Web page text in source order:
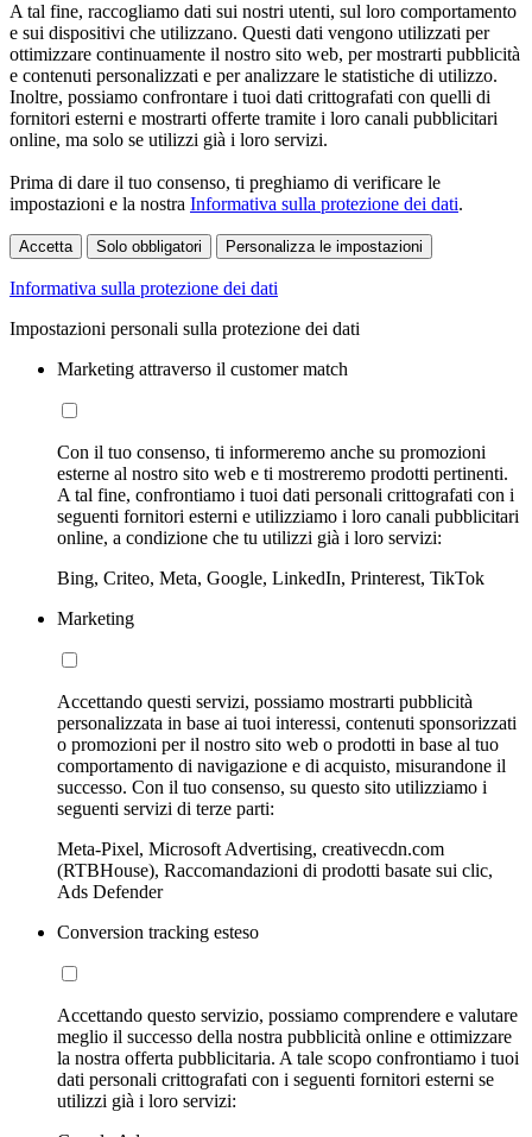
A tal fine, raccogliamo dati sui nostri utenti, sul loro comportamento
e sui dispositivi che utilizzano. Questi dati vengono utilizzati per
ottimizzare continuamente il nostro sito web, per mostrarti pubblicità
e contenuti personalizzati e per analizzare le statistiche di utilizzo.
Inoltre, possiamo confrontare i tuoi dati crittografati con quelli di
fornitori esterni e mostrarti offerte tramite i loro canali pubblicitari
online, ma solo se utilizzi già i loro servizi.
Prima di dare il tuo consenso, ti preghiamo di verificare le
impostazioni e la nostra Informativa sulla protezione dei dati.
Accetta Solo obbligatori Personalizza le impostazioni
Informativa sulla protezione dei dati
Impostazioni personali sulla protezione dei dati
Marketing attraverso il customer match
Con il tuo consenso, ti informeremo anche su promozioni
esterne al nostro sito web e ti mostreremo prodotti pertinenti.
A tal fine, confrontiamo i tuoi dati personali crittografati con i
seguenti fornitori esterni e utilizziamo i loro canali pubblicitari
online, a condizione che tu utilizzi già i loro servizi:
Bing, Criteo, Meta, Google, LinkedIn, Printerest, TikTok
Marketing
Accettando questi servizi, possiamo mostrarti pubblicità
personalizzata in base ai tuoi interessi, contenuti sponsorizzati
o promozioni per il nostro sito web o prodotti in base al tuo
comportamento di navigazione e di acquisto, misurandone il
successo. Con il tuo consenso, su questo sito utilizziamo i
seguenti servizi di terze parti:
Meta-Pixel, Microsoft Advertising, creativecdn.com
(RTBHouse), Raccomandazioni di prodotti basate sui clic,
Ads Defender
Conversion tracking esteso
Accettando questo servizio, possiamo comprendere e valutare
meglio il successo della nostra pubblicità online e ottimizzare
la nostra offerta pubblicitaria. A tale scopo confrontiamo i tuoi
dati personali crittografati con i seguenti fornitori esterni se
utilizzi già i loro servizi: